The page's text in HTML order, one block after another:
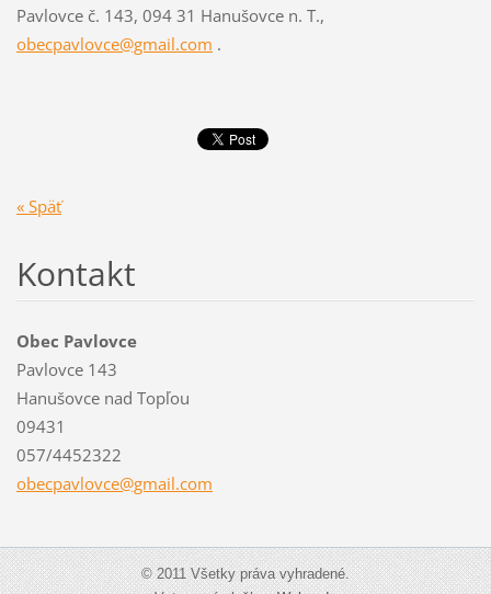
Pavlovce č. 143, 094 31 Hanušovce n. T.,
obecpavlovce@gmail.com .
« Späť
Kontakt
Obec Pavlovce
Pavlovce 143
Hanušovce nad Topľou
09431
057/4452322
obecpavlovce@gmail.com
© 2011 Všetky práva vyhradené.